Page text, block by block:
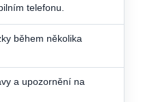
telefonu.
během několika
a upozornění na